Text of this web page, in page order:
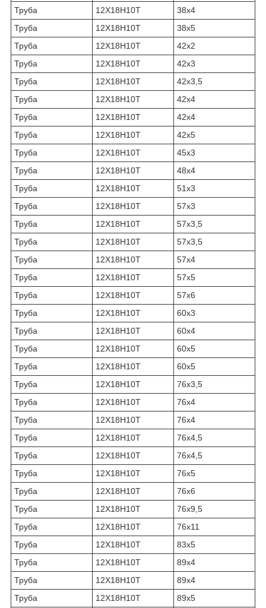
Труба
12Х18Н10Т
38х4
Труба
12Х18Н10Т
38х5
Труба
12Х18Н10Т
42х2
Труба
12Х18Н10Т
42х3
Труба
12Х18Н10Т
42х3,5
Труба
12Х18Н10Т
42х4
Труба
12Х18Н10Т
42х4
Труба
12Х18Н10Т
42х5
Труба
12Х18Н10Т
45х3
Труба
12Х18Н10Т
48х4
Труба
12Х18Н10Т
51х3
Труба
12Х18Н10Т
57х3
Труба
12Х18Н10Т
57х3,5
Труба
12Х18Н10Т
57х3,5
Труба
12Х18Н10Т
57х4
Труба
12Х18Н10Т
57х5
Труба
12Х18Н10Т
57х6
Труба
12Х18Н10Т
60х3
Труба
12Х18Н10Т
60х4
Труба
12Х18Н10Т
60х5
Труба
12Х18Н10Т
60х5
Труба
12Х18Н10Т
76х3,5
Труба
12Х18Н10Т
76х4
Труба
12Х18Н10Т
76х4
Труба
12Х18Н10Т
76х4,5
Труба
12Х18Н10Т
76х4,5
Труба
12Х18Н10Т
76х5
Труба
12Х18Н10Т
76х6
Труба
12Х18Н10Т
76х9,5
Труба
12Х18Н10Т
76х11
Труба
12Х18Н10Т
83х5
Труба
12Х18Н10Т
89х4
Труба
12Х18Н10Т
89х4
Труба
12Х18Н10Т 89х5